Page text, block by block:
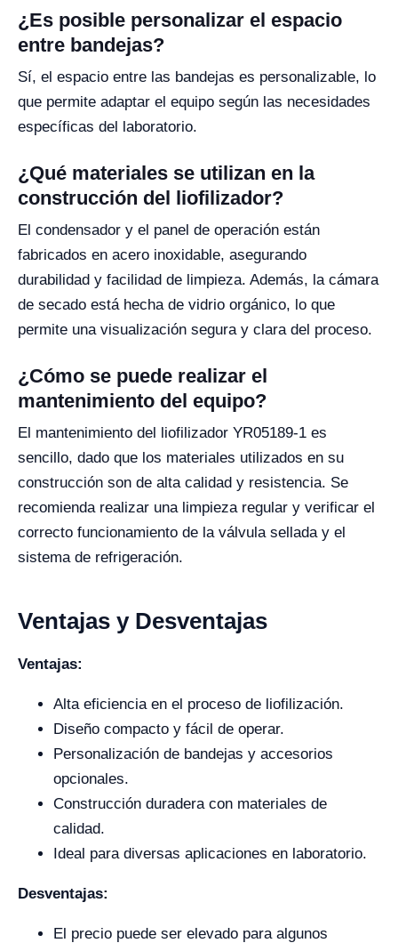
¿Es posible personalizar el espacio
entre bandejas?
Sí, el espacio entre las bandejas es personalizable, lo
que permite adaptar el equipo según las necesidades
específicas del laboratorio.
¿Qué materiales se utilizan en la
construcción del liofilizador?
El condensador y el panel de operación están
fabricados en acero inoxidable, asegurando
durabilidad y facilidad de limpieza. Además, la cámara
de secado está hecha de vidrio orgánico, lo que
permite una visualización segura y clara del proceso.
¿Cómo se puede realizar el
mantenimiento del equipo?
El mantenimiento del liofilizador YR05189-1 es
sencillo, dado que los materiales utilizados en su
construcción son de alta calidad y resistencia. Se
recomienda realizar una limpieza regular y verificar el
correcto funcionamiento de la válvula sellada y el
sistema de refrigeración.
Ventajas y Desventajas
Ventajas:
Alta eficiencia en el proceso de liofilización.
Diseño compacto y fácil de operar.
Personalización de bandejas y accesorios
opcionales.
Construcción duradera con materiales de
calidad.
Ideal para diversas aplicaciones en laboratorio.
Desventajas:
El precio puede ser elevado para algunos